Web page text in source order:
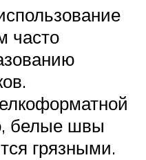
часто
белые швы
грязными.